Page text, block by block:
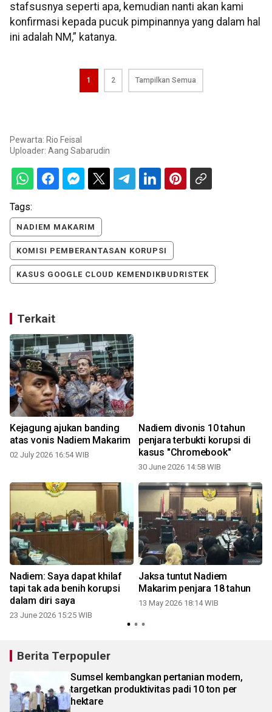
stafsusnya seperti apa, kemudian nanti akan kami
konfirmasi kepada pucuk pimpinannya yang dalam hal
ini adalah NM,” katanya.
1 2 Tampilkan Semua
Pewarta: Rio Feisal
Uploader: Aang Sabarudin
Tags:
NADIEM MAKARIM
KOMISI PEMBERANTASAN KORUPSI
KASUS GOOGLE CLOUD KEMENDIKBUDRISTEK
Terkait
Kejagung ajukan banding
atas vonis Nadiem Makarim
02 July 2026 16:54 WIB
Nadiem divonis 10 tahun
penjara terbukti korupsi di
kasus "Chromebook"
30 June 2026 14:58 WIB
Nadiem: Saya dapat khilaf
tapi tak ada benih korupsi
dalam diri saya
23 June 2026 15:25 WIB
Jaksa tuntut Nadiem
Makarim penjara 18 tahun
13 May 2026 18:14 WIB
Berita Terpopuler
Sumsel kembangkan pertanian modern,
targetkan produktivitas padi 10 ton per
hektare